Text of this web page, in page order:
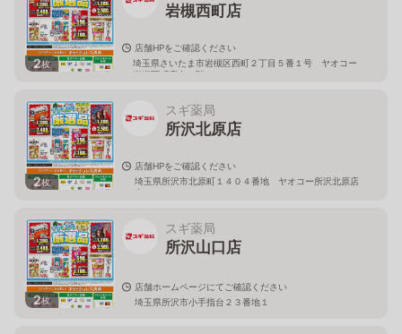
2枚
岩槻西町店
店舗HPをご確認ください
埼玉県さいたま市岩槻区西町２丁目５番１号 ヤオコー
岩槻西町店内１階
2枚
スギ薬局
所沢北原店
店舗HPをご確認ください
埼玉県所沢市北原町１４０４番地 ヤオコー所沢北原店
内
2枚
スギ薬局
所沢山口店
店舗ホームページにてご確認ください
埼玉県所沢市小手指台２３番地１